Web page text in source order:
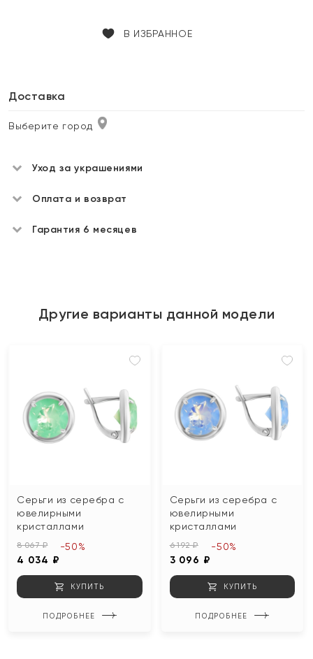
В ИЗБРАННОЕ
Доставка
Выберите город
Уход за украшениями
Оплата и возврат
Гарантия 6 месяцев
Другие варианты данной модели
Серьги из серебра с
ювелирными
кристаллами
8 067 ₽
4 034 ₽
-50%
КУПИТЬ
ПОДРОБНЕЕ
Серьги из серебра с
ювелирными
кристаллами
6 192 ₽
3 096 ₽
-50%
КУПИТЬ
ПОДРОБНЕЕ